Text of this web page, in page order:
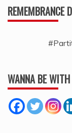
REMEMBRANCE
WANNA BE